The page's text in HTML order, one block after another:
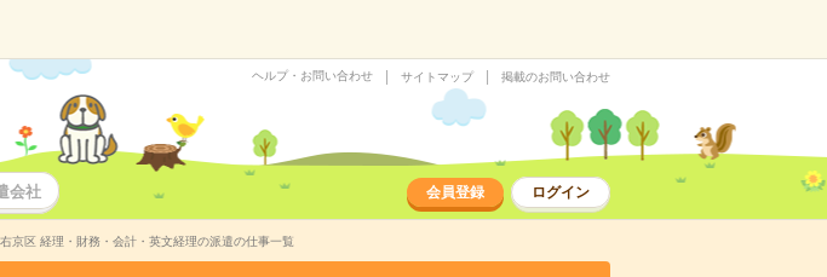
ヘルプ・お問い合わせ サイトマップ 掲載のお問い合わせ
会社 会員登録 ログイン
京区 経理・財務・会計・英文経理の派遣の仕事一覧